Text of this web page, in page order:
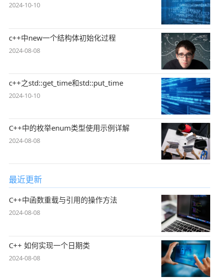
2024-10-10
c++中new一个结构体初始化过程
2024-08-08
c++之std::get_time和std::put_time
2024-10-10
C++中的枚举enum类型使用示例详解
2024-08-08
最近更新
C++中函数重载与引用的操作方法
2024-08-08
C++ 如何实现一个日期类
2024-08-08